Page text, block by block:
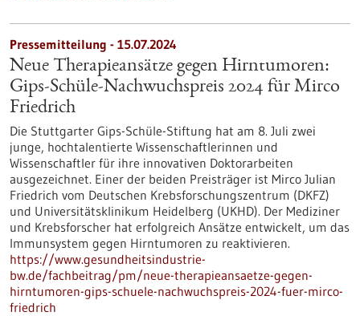
Pressemitteilung - 15.07.2024
Neue Therapieansätze gegen Hirntumoren:
Gips-Schüle-Nachwuchspreis 2024 für Mirco
Friedrich
Die Stuttgarter Gips-Schüle-Stiftung hat am 8. Juli zwei
junge, hochtalentierte Wissenschaftlerinnen und
Wissenschaftler für ihre innovativen Doktorarbeiten
ausgezeichnet. Einer der beiden Preisträger ist Mirco Julian
Friedrich vom Deutschen Krebsforschungszentrum (DKFZ)
und Universitätsklinikum Heidelberg (UKHD). Der Mediziner
und Krebsforscher hat erfolgreich Ansätze entwickelt, um das
Immunsystem gegen Hirntumoren zu reaktivieren.
https://www.gesundheitsindustrie-
bw.de/fachbeitrag/pm/neue-therapieansaetze-gegen-
hirntumoren-gips-schuele-nachwuchspreis-2024-fuer-mirco-
friedrich